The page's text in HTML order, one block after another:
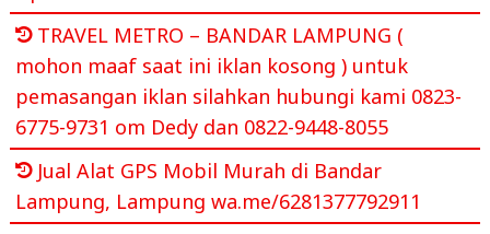
TRAVEL METRO – BANDAR LAMPUNG (
mohon maaf saat ini iklan kosong ) untuk
pemasangan iklan silahkan hubungi kami 0823-
6775-9731 om Dedy dan 0822-9448-8055
Jual Alat GPS Mobil Murah di Bandar
Lampung, Lampung wa.me/6281377792911